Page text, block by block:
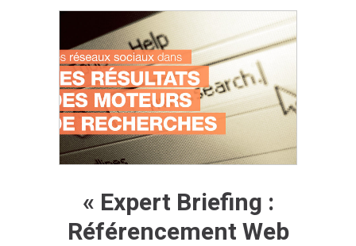
« Expert Briefing :
Référencement Web